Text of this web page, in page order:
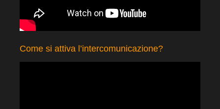
Come si attiva l’intercomunicazione?